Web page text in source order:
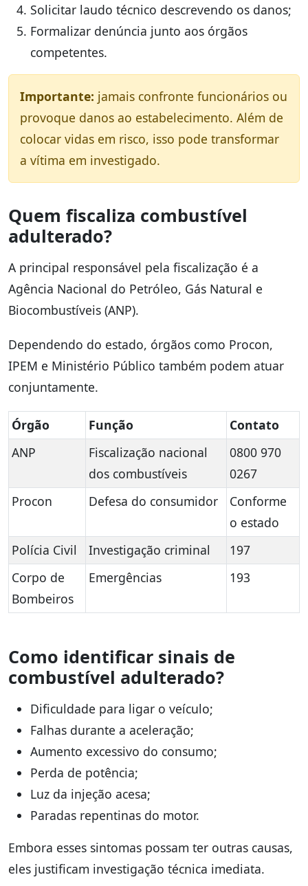
Solicitar laudo técnico descrevendo os danos;
Formalizar denúncia junto aos órgãos
competentes.
Importante: jamais confronte funcionários ou
provoque danos ao estabelecimento. Além de
colocar vidas em risco, isso pode transformar
a vítima em investigado.
Quem fiscaliza combustível
adulterado?
A principal responsável pela fiscalização é a
Agência Nacional do Petróleo, Gás Natural e
Biocombustíveis (ANP).
Dependendo do estado, órgãos como Procon,
IPEM e Ministério Público também podem atuar
conjuntamente.
Órgão Função
Contato
ANP
Fiscalização nacional
dos combustíveis
0800 970
0267
Procon
Defesa do consumidor
Conforme
o estado
Polícia Civil
Investigação criminal
197
Corpo de
Bombeiros
Emergências 193
Como identificar sinais de
combustível adulterado?
Dificuldade para ligar o veículo;
Falhas durante a aceleração;
Aumento excessivo do consumo;
Perda de potência;
Luz da injeção acesa;
Paradas repentinas do motor.
Embora esses sintomas possam ter outras causas,
eles justificam investigação técnica imediata.